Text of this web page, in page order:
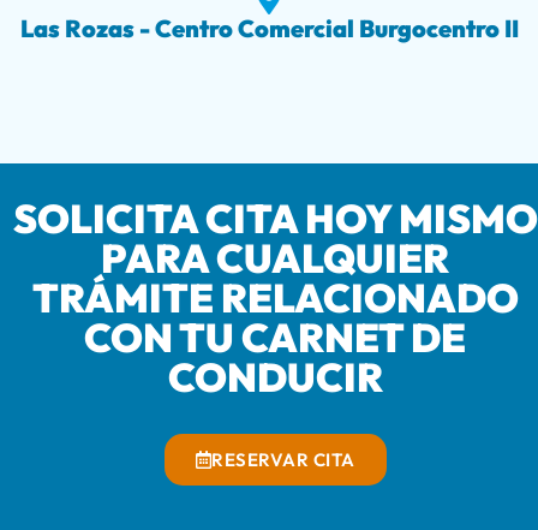
Las Rozas - Centro Comercial Burgocentro II
SOLICITA CITA HOY MISMO
PARA CUALQUIER
TRÁMITE RELACIONADO
CON TU CARNET DE
CONDUCIR
RESERVAR CITA